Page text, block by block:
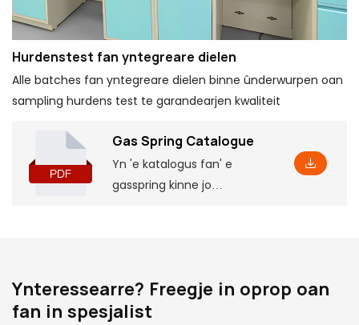
Hurdenstest fan yntegreare dielen
Alle batches fan yntegreare dielen binne ûnderwurpen oan
sampling hurdens test te garandearjen kwaliteit
Gas Spring Catalogue
Yn 'e katalogus fan' e
gasspring kinne jo
ynstallaasjedimensjes, dy't
jo sille helpe it yn 'e djipte te
Ynteressearre? Freegje in oprop oan
fan in spesjalist